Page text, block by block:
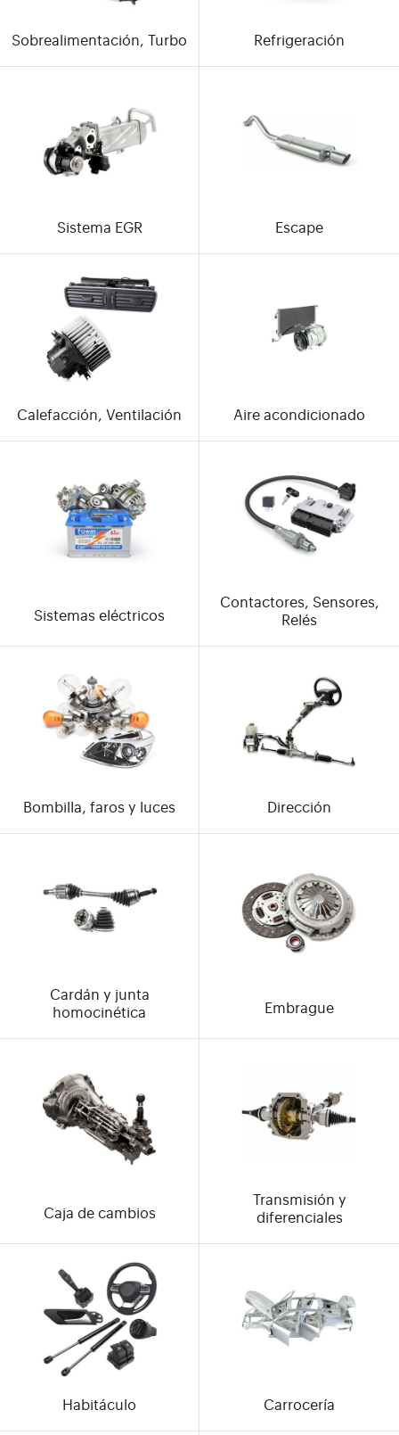
Sobrealimentación, Turbo Refrigeración
Sistema EGR Escape
Calefacción, Ventilación Aire acondicionado
Sistemas eléctricos
Contactores, Sensores,
Relés
Bombilla, faros y luces Dirección
Cardán y junta
homocinética
Embrague
Caja de cambios
Transmisión y
diferenciales
Habitáculo Carrocería